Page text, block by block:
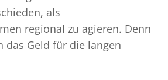
als
regional zu agieren. Denn
das Geld für die langen